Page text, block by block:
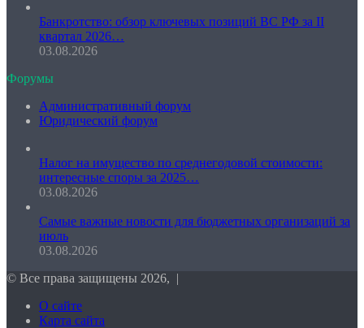
Банкротство: обзор ключевых позиций ВС РФ за II
квартал 2026…
03.08.2026
Форумы
Административный форум
Юридический форум
Налог на имущество по среднегодовой стоимости:
интересные споры за 2025…
03.08.2026
Самые важные новости для бюджетных организаций за
июль
03.08.2026
© Все права защищены 2026, |
О сайте
Карта сайта